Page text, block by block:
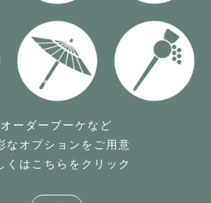
オーダーブーケなど
なオプションをご用意
くはこちらをクリック